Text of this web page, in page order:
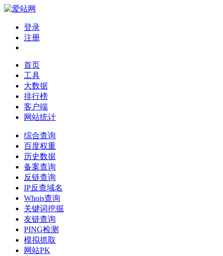
登录
注册
首页
工具
大数据
排行榜
客户端
网站统计
综合查询
百度权重
历史数据
备案查询
反链查询
IP反查域名
Whois查询
关键词挖掘
友链查询
PING检测
模拟抓取
网站PK